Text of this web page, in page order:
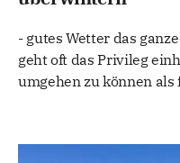
- gutes Wetter das
geht oft das Privileg
umgehen zu können als